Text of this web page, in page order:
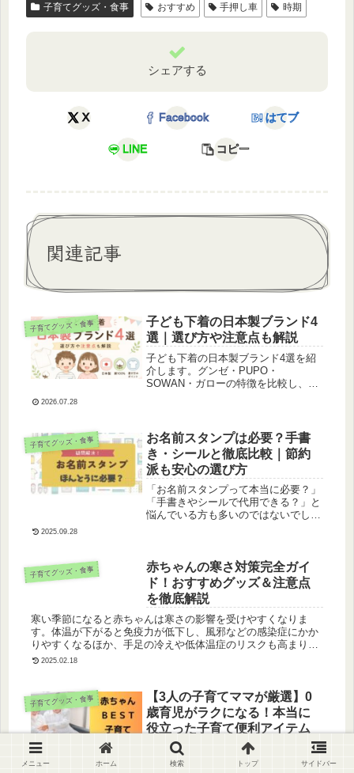
子育てグッズ・食事 おすすめ 手押し車 時期
シェアする
X Facebook はてブ
LINE コピー
関連記事
子育てグッズ・食事
子ども下着の日本製ブランド4
選｜選び方や注意点も解説
子ども下着の日本製ブランド4選を紹
介します。グンゼ・PUPO・
SOWAN・ガローの特徴を比較し、日
2026.07.28
子育てグッズ・食事
お名前スタンプは必要？手書
き・シールと徹底比較｜節約
派も安心の選び方
「お名前スタンプって本当に必要？」
「手書きやシールで代用できる？」と
悩んでいる方も多いのではないでしょ
たおすすめの選び方をご紹介します！
2025.09.28
子育てグッズ・食事
赤ちゃんの寒さ対策完全ガイ
ド！おすすめグッズ＆注意点
を徹底解説
寒い季節になると赤ちゃんは寒さの影響を受けやすくなりま
す。体温が下がると免疫力が低下し、風邪などの感染症にかか
りやすくなるほか、手足の冷えや低体温症のリスクも高まりま
す。ここでは、快適な温度や湿度だけでなく、お出かけ時のお
2025.02.18
子育てグッズ・食事
【3人の子育てママが厳選】0
歳育児がラクになる！本当に
役立った子育て便利アイテム
子育てに役立つ育児グッズはたくさん
ありますが、3人の子供を育てている
メニュー ホーム 検索 トップ サイドバー